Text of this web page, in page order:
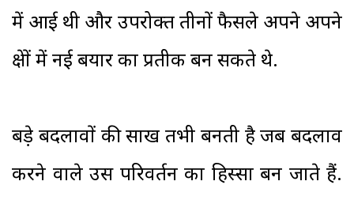
में आई थी और उपरोक्त तीनों फैसले अपने अपने
क्षेत्रों में नई बयार का प्रतीक बन सकते थे.
बड़े बदलावों की साख तभी बनती है जब बदलाव
करने वाले उस परिवर्तन का हिस्सा बन जाते हैं.